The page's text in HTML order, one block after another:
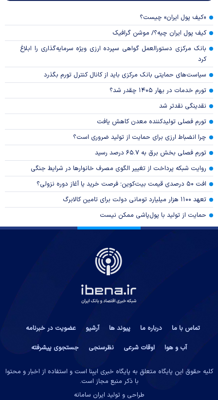
«کیف پول ایران» چیست؟
کیف پول ایران چیه؟/ موشن گرافیک
بانک مرکزی دستورالعمل گواهی سپرده ارزی ویژه سرمایه‌گذاری را ابلاغ
کرد
سیاست‌های حمایتی بانک مرکزی باید از کانال کنترل تورم بگذرد
تورم خدمات در بهار ۱۴۰۵ چقدر شد؟
نقدینگی نقدتر شد
تورم فصلی تولیدکننده معدن کاهش یافت
چرا انضباط ارزی برای حمایت از تولید ضروری است؟
تورم فصلی بخش برق به ۶۵.۷ درصد رسید
روایت شبکه پرداخت از تغییر الگوی مصرف خانوار‌ها در شرایط جنگی
افت ۵۰ درصدی قیمت بیت‌کوین؛ فرصت خرید یا آغاز دوره نزولی؟
تعهد ۱۱۰۰ هزار میلیارد تومانی دولت برای تامین کالابرگ
حمایت از تولید با پول‌پاشی ممکن نیست
تماس با ما درباره ما پیوند ها آرشیو
عضویت در خبرنامه
آب و هوا
اوقات شرعی نظرسنجی جستجوی پیشرفته
کلیه حقوق این پایگاه متعلق به پایگاه خبری ایبِنا است و استفاده از اخبار و محتوا
با ذکر منبع مجاز است.
طراحی و تولید ایران سامانه